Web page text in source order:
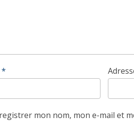
*
mon nom, mon e-mail et